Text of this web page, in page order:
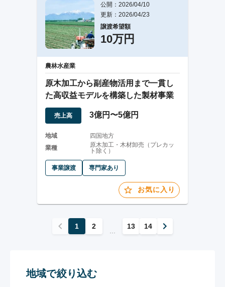
公開：2026/04/10
更新：2026/04/23
譲渡希望額
10万円
農林水産業
原木加工から副産物活用まで一貫し
た高収益モデルを構築した製材事業
売上高 3億円〜5億円
地域
四国地方
業種
原木加工・木材卸売（プレカッ
ト除く）
事業譲渡 専門家あり
お気に入り
1 2
...
13 14
地域で絞り込む